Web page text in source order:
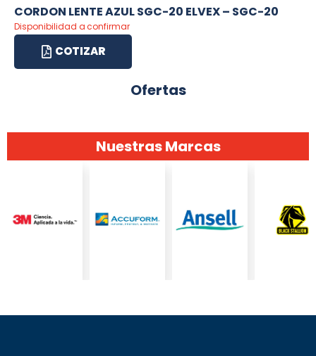
CORDON LENTE AZUL SGC-20 ELVEX – SGC-20
Disponibilidad a confirmar
COTIZAR
Ofertas
Nuestras Marcas